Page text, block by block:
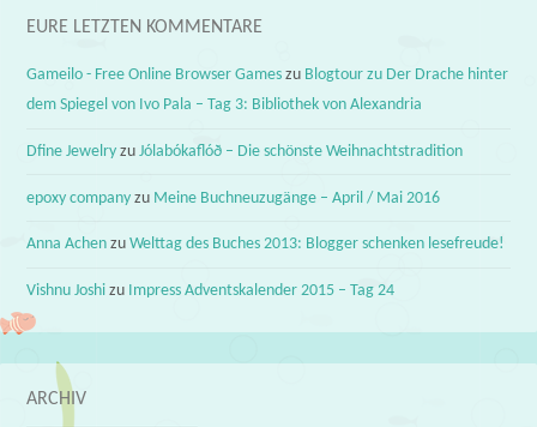
EURE LETZTEN KOMMENTARE
Gameilo - Free Online Browser Games zu Blogtour zu Der Drache hinter
dem Spiegel von Ivo Pala – Tag 3: Bibliothek von Alexandria
Dfine Jewelry zuJólabókaflóð – Die schönste Weihnachtstradition
epoxy company zu Meine Buchneuzugänge – April / Mai 2016
Anna Achen zuWelttag des Buches 2013: Blogger schenken lesefreude!
Vishnu Joshi zu Impress Adventskalender 2015 – Tag 24
ARCHIV